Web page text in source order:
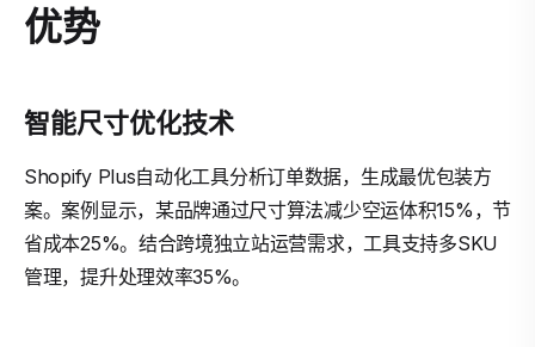
优势
智能尺寸优化技术
Shopify Plus自动化工具分析订单数据，生成最优包装方
案。案例显示，某品牌通过尺寸算法减少空运体积15%，节
省成本25%。结合跨境独立站运营需求，工具支持多SKU
管理，提升处理效率35%。